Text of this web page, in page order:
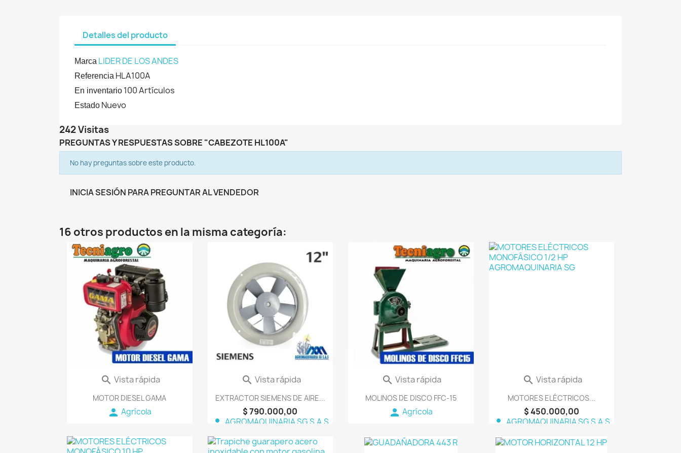
Detalles del producto
Marca LIDER DE LOS ANDES
Referencia HLA100A
En inventario 100 Artículos
Estado Nuevo
242 Visitas
PREGUNTAS Y RESPUESTAS SOBRE "CABEZOTE HL100A"
No hay preguntas sobre este producto.
INICIA SESIÓN PARA PREGUNTAR AL VENDEDOR
16 otros productos en la misma categoría:
MOTOR DIESEL GAMA
person Agrícola
 Vista rápida
EXTRACTOR SIEMENS DE AIRE...
$ 790.000,00
person AGROMAQUINARIA SG S.A.S
 Vista rápida
MOLINOS DE DISCO FFC-15
person Agrícola
 Vista rápida
MOTORES ELÉCTRICOS...
$ 450.000,00
person AGROMAQUINARIA SG S.A.S
 Vista rápida